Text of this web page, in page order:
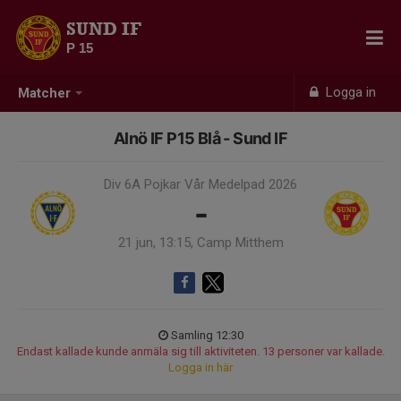
Matcher Logga in
SUND IF
P 15
Alnö IF P15 Blå - Sund IF
Div 6A Pojkar Vår Medelpad 2026
-
21 jun, 13:15, Camp Mitthem
Samling 12:30
Endast kallade kunde anmäla sig till aktiviteten. 13 personer var kallade.
Logga in här